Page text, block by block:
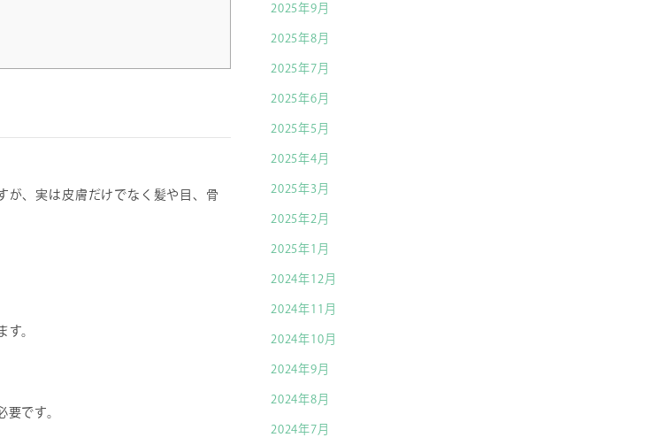
が、実は皮膚だけでなく髪や目、骨
す。
です。
2025年9月
2025年8月
2025年7月
2025年6月
2025年5月
2025年4月
2025年3月
2025年2月
2025年1月
2024年12月
2024年11月
2024年10月
2024年9月
2024年8月
2024年7月